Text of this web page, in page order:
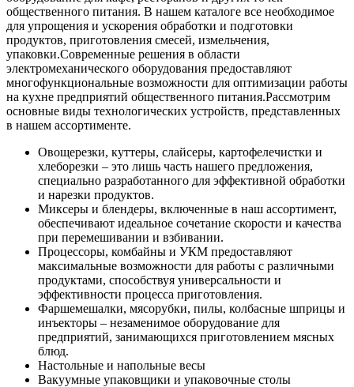
общественного питания. В нашем каталоге все необходимое
для упрощения и ускорения обработки и подготовки
продуктов, приготовления смесей, измельчения,
упаковки.Современные решения в области
электромеханического оборудования предоставляют
многофункциональные возможности для оптимизации работы
на кухне предприятий общественного питания.Рассмотрим
основные виды технологических устройств, представленных
в нашем ассортименте.
Овощерезки, куттеры, слайсеры, картофелечистки и
хлеборезки – это лишь часть нашего предложения,
специально разработанного для эффективной обработки
и нарезки продуктов.
Миксеры и блендеры, включенные в наш ассортимент,
обеспечивают идеальное сочетание скорости и качества
при перемешивании и взбивании.
Процессоры, комбайны и УКМ предоставляют
максимальные возможности для работы с различными
продуктами, способствуя универсальности и
эффективности процесса приготовления.
Фаршемешалки, мясорубки, пилы, колбасные шприцы и
инъекторы – незаменимое оборудование для
предприятий, занимающихся приготовлением мясных
блюд.
Настольные и напольные весы
Вакуумные упаковщики и упаковочные столы